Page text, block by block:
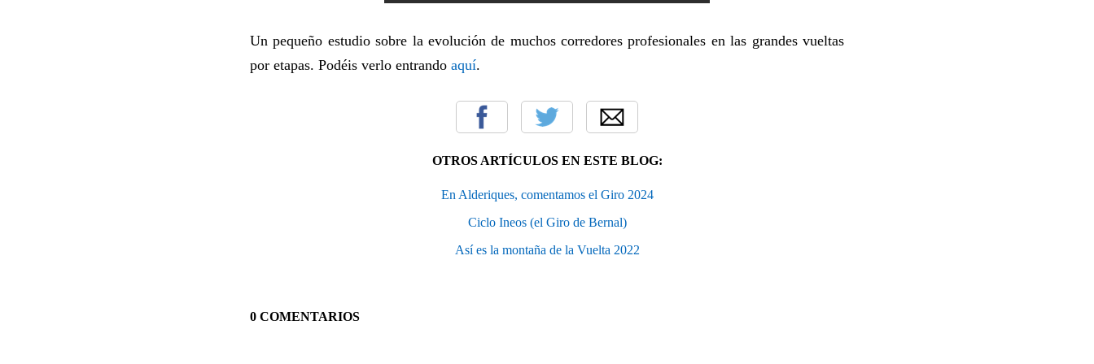
Un pequeño estudio sobre la evolución de muchos corredores profesionales en las grandes vueltas
por etapas. Podéis verlo entrando aquí.
OTROS ARTÍCULOS EN ESTE BLOG:
En Alderiques, comentamos el Giro 2024
Ciclo Ineos (el Giro de Bernal)
Así es la montaña de la Vuelta 2022
0 COMENTARIOS